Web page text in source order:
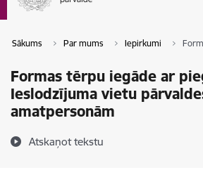
Sākums Par mums Iepirkumi
Formas tērpu iegāde ar
Ieslodzījuma vietu
amatpersonām
Atskaņot tekstu